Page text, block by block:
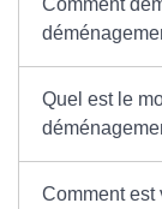
Quel est le
Comment est